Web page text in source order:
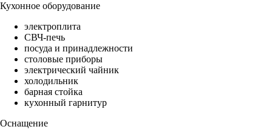
Кухонное оборудование
электроплита
СВЧ-печь
посуда и принадлежности
столовые приборы
электрический чайник
холодильник
барная стойка
кухонный гарнитур
Оснащение